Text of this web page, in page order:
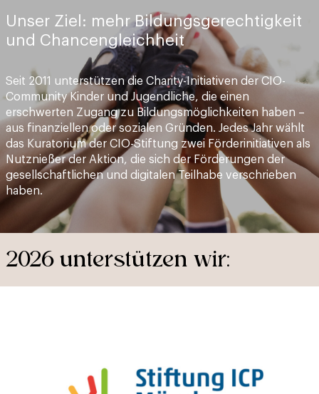
Unser Ziel: mehr Bildungsgerechtigkeit
und Chancengleichheit
Seit 2011 unterstützen die Charity-Initiativen der CIO-
Community Kinder und Jugendliche, die einen
erschwerten Zugang zu Bildungsmöglichkeiten haben –
aus finanziellen oder sozialen Gründen. Jedes Jahr wählt
das Kuratorium der CIO-Stiftung zwei Förderinitiativen als
Nutznießer der Aktion, die sich der Förderungen der
gesellschaftlichen und digitalen Teilhabe verschrieben
haben.
2026 unterstützen wir: